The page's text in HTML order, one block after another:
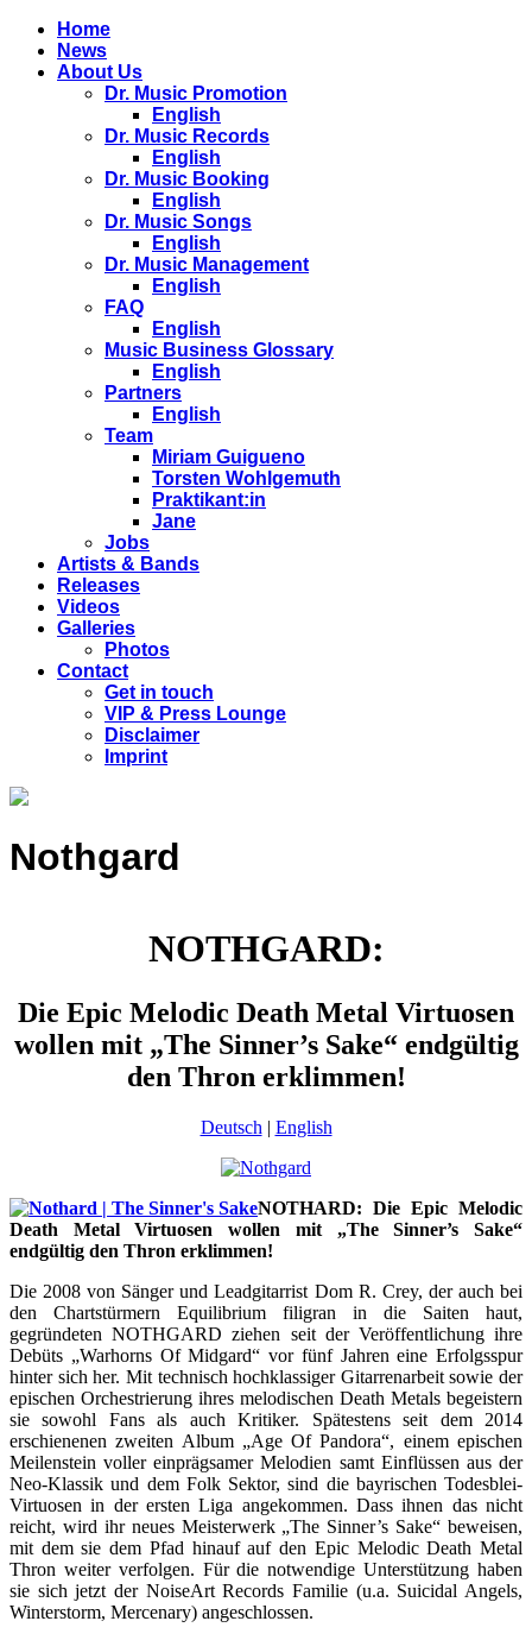
Home
News
About Us
Dr. Music Promotion
English
Dr. Music Records
English
Dr. Music Booking
English
Dr. Music Songs
English
Dr. Music Management
English
FAQ
English
Music Business Glossary
English
Partners
English
Team
Miriam Guigueno
Torsten Wohlgemuth
Praktikant:in
Jane
Jobs
Artists & Bands
Releases
Videos
Galleries
Photos
Contact
Get in touch
VIP & Press Lounge
Disclaimer
Imprint
Nothgard
NOTHGARD:
Die Epic Melodic Death Metal Virtuosen
wollen mit „The Sinner’s Sake“ endgültig
den Thron erklimmen!
Deutsch | English
NOTHARD: Die Epic Melodic
Death Metal Virtuosen wollen mit „The Sinner’s Sake“
endgültig den Thron erklimmen!
Die 2008 von Sänger und Leadgitarrist Dom R. Crey, der auch bei
den Chartstürmern Equilibrium filigran in die Saiten haut,
gegründeten NOTHGARD ziehen seit der Veröffentlichung ihre
Debüts „Warhorns Of Midgard“ vor fünf Jahren eine Erfolgsspur
hinter sich her. Mit technisch hochklassiger Gitarrenarbeit sowie der
epischen Orchestrierung ihres melodischen Death Metals begeistern
sie sowohl Fans als auch Kritiker. Spätestens seit dem 2014
erschienenen zweiten Album „Age Of Pandora“, einem epischen
Meilenstein voller einprägsamer Melodien samt Einflüssen aus der
Neo-Klassik und dem Folk Sektor, sind die bayrischen Todesblei-
Virtuosen in der ersten Liga angekommen. Dass ihnen das nicht
reicht, wird ihr neues Meisterwerk „The Sinner’s Sake“ beweisen,
mit dem sie dem Pfad hinauf auf den Epic Melodic Death Metal
Thron weiter verfolgen. Für die notwendige Unterstützung haben
sie sich jetzt der NoiseArt Records Familie (u.a. Suicidal Angels,
Winterstorm, Mercenary) angeschlossen.